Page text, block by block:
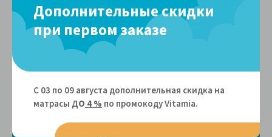
Дополнительные скидки
при первом заказе
С 03 по 09 августа дополнительная скидка на
матрасы ДО 4 % по промокоду Vitamiа.